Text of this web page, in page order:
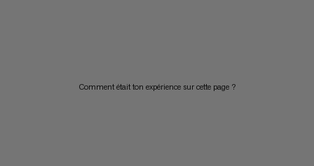
Comment était ton expérience sur cette page ?